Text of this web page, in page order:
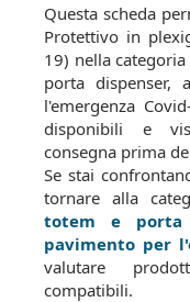
Questa scheda
Protettivo in
19) nella
porta dispenser,
l'emergenza
disponibili e
consegna prima
Se stai
tornare alla
totem e porta
pavimento per
valutare
compatibili.